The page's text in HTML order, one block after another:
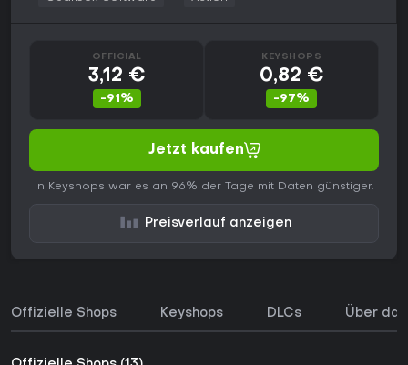
OFFICIAL
3,12 €
-91%
KEYSHOPS
0,82 €
-97%
Jetzt kaufen
In Keyshops war es an 96% der Tage mit Daten günstiger.
Preisverlauf anzeigen
Offizielle Shops Keyshops DLCs Über